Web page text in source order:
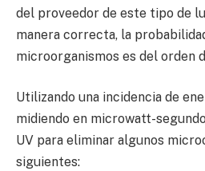
del proveedor de este tipo de
manera correcta, la
microorganismos es del orden
Utilizando una incidencia de
midiendo en microwatt-
UV para eliminar algunos
siguientes: